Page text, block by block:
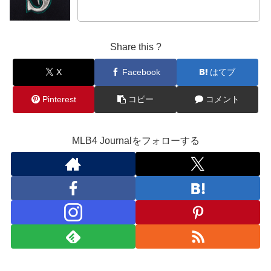
Share this ?
X Facebook はてブ
Pinterest コピー コメント
MLB4 Journalをフォローする